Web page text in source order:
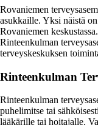
Rovaniemen
asukkaille. Yksi näistä
Rovaniemen
Rinteenkulman
terveyskeskuksen
Rinteenkulman
Rinteenkulman
puhelimitse tai
lääkärille tai hoitajalle.